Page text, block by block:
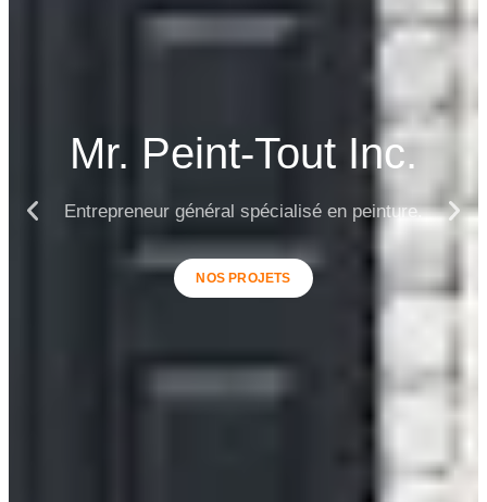
Mr. Peint-Tout Inc.
Entrepreneur général spécialisé en peinture.
NOS PROJETS